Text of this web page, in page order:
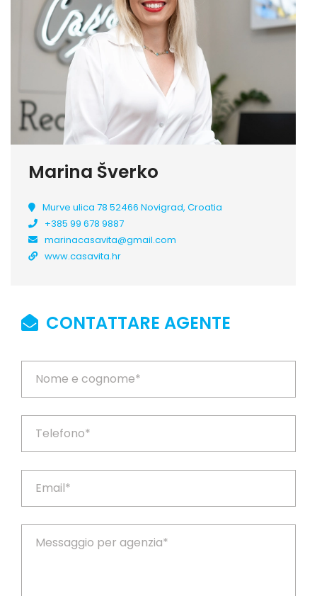
Marina Šverko
Murve ulica 78 52466 Novigrad, Croatia
+385 99 678 9887
marinacasavita@gmail.com
www.casavita.hr
CONTATTARE AGENTE